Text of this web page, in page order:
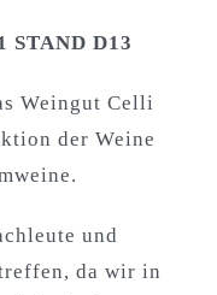
STAND D13
Weingut Celli
der Weine
und
da wir in